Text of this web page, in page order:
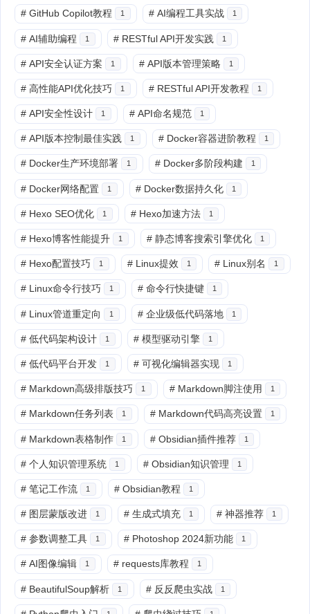
# GitHub Copilot教程 1 # AI编程工具实战 1
# AI辅助编程 1 # RESTful API开发实践 1
# API安全认证方案 1 # API版本管理策略 1
# 高性能API优化技巧 1 # RESTful API开发教程 1
# API安全性设计 1 # API命名规范 1
# API版本控制最佳实践 1 # Docker容器进阶教程 1
# Docker生产环境部署 1 # Docker多阶段构建 1
# Docker网络配置 1 # Docker数据持久化 1
# Hexo SEO优化 1 # Hexo加速方法 1
# Hexo博客性能提升 1 # 静态博客搜索引擎优化 1
# Hexo配置技巧 1 # Linux提效 1 # Linux别名 1
# Linux命令行技巧 1 # 命令行快捷键 1
# Linux管道重定向 1 # 企业级低代码落地 1
# 低代码架构设计 1 # 模型驱动引擎 1
# 低代码平台开发 1 # 可视化编辑器实现 1
# Markdown高级排版技巧 1 # Markdown脚注使用 1
# Markdown任务列表 1 # Markdown代码高亮设置 1
# Markdown表格制作 1 # Obsidian插件推荐 1
# 个人知识管理系统 1 # Obsidian知识管理 1
# 笔记工作流 1 # Obsidian教程 1
# 图层蒙版改进 1 # 生成式填充 1 # 神器推荐 1
# 参数调整工具 1 # Photoshop 2024新功能 1
# AI图像编辑 1 # requests库教程 1
# BeautifulSoup解析 1 # 反反爬虫实战 1